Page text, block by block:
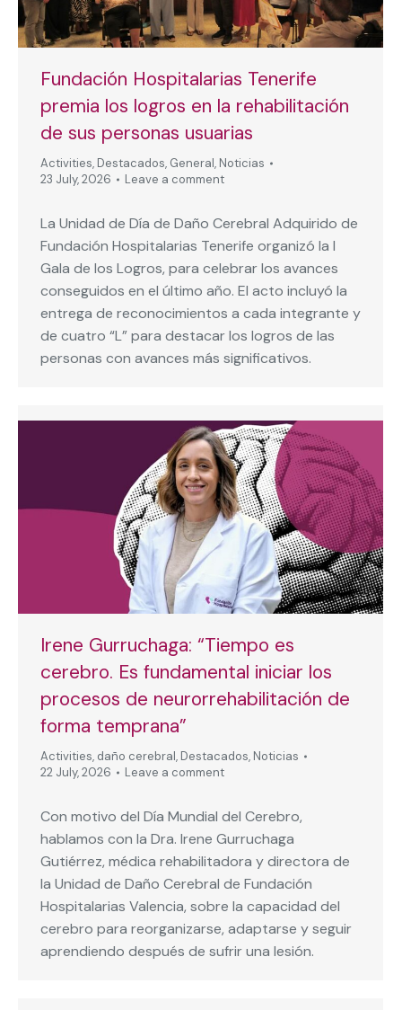
Fundación Hospitalarias Tenerife
premia los logros en la rehabilitación
de sus personas usuarias
Activities, Destacados, General, Noticias
23 July, 2026
Leave a comment
La Unidad de Día de Daño Cerebral Adquirido de
Fundación Hospitalarias Tenerife organizó la I
Gala de los Logros, para celebrar los avances
conseguidos en el último año. El acto incluyó la
entrega de reconocimientos a cada integrante y
de cuatro “L” para destacar los logros de las
personas con avances más significativos.
Irene Gurruchaga: “Tiempo es
cerebro. Es fundamental iniciar los
procesos de neurorrehabilitación de
forma temprana”
Activities, daño cerebral, Destacados, Noticias
22 July, 2026
Leave a comment
Con motivo del Día Mundial del Cerebro,
hablamos con la Dra. Irene Gurruchaga
Gutiérrez, médica rehabilitadora y directora de
la Unidad de Daño Cerebral de Fundación
Hospitalarias Valencia, sobre la capacidad del
cerebro para reorganizarse, adaptarse y seguir
aprendiendo después de sufrir una lesión.